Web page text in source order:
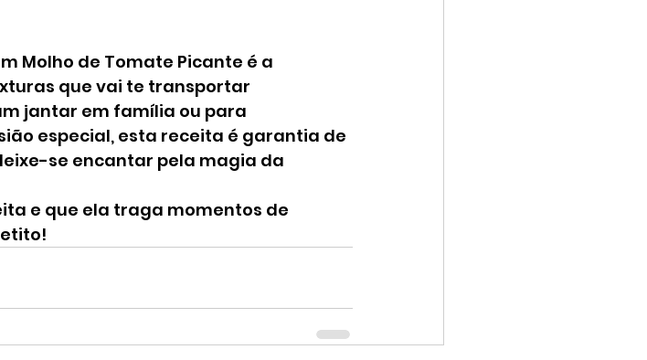
Molho de Tomate Picante é a
que vai te transportar
jantar em família ou para
especial, esta receita é garantia de
se encantar pela magia da
e que ela traga momentos de